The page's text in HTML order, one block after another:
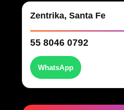
Zentrika, Santa Fe
55 8046 0792
WhatsApp